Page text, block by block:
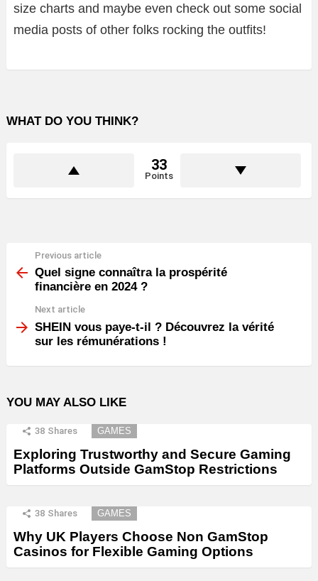
size charts and maybe even check out some social
media posts of other folks rocking the outfits!
WHAT DO YOU THINK?
33
Points
more
Previous article
Quel signe connaîtra la prospérité
financière en 2024 ?
Next article
SHEIN vous paye-t-il ? Découvrez la vérité
sur les rémunérations !
YOU MAY ALSO LIKE
38 Shares GAMES
Exploring Trustworthy and Secure Gaming
Platforms Outside GamStop Restrictions
38 Shares GAMES
Why UK Players Choose Non GamStop
Casinos for Flexible Gaming Options